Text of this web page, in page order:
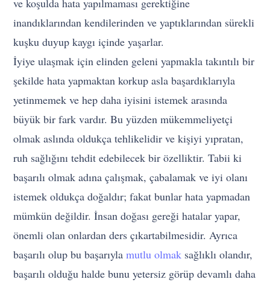
ve koşulda hata yapılmaması gerektiğine
inandıklarından kendilerinden ve yaptıklarından sürekli
kuşku duyup kaygı içinde yaşarlar.
İyiye ulaşmak için elinden geleni yapmakla takıntılı bir
şekilde hata yapmaktan korkup asla başardıklarıyla
yetinmemek ve hep daha iyisini istemek arasında
büyük bir fark vardır. Bu yüzden mükemmeliyetçi
olmak aslında oldukça tehlikelidir ve kişiyi yıpratan,
ruh sağlığını tehdit edebilecek bir özelliktir. Tabii ki
başarılı olmak adına çalışmak, çabalamak ve iyi olanı
istemek oldukça doğaldır; fakat bunlar hata yapmadan
mümkün değildir. İnsan doğası gereği hatalar yapar,
önemli olan onlardan ders çıkartabilmesidir. Ayrıca
başarılı olup bu başarıylamutlu olmak sağlıklı olandır,
başarılı olduğu halde bunu yetersiz görüp devamlı daha